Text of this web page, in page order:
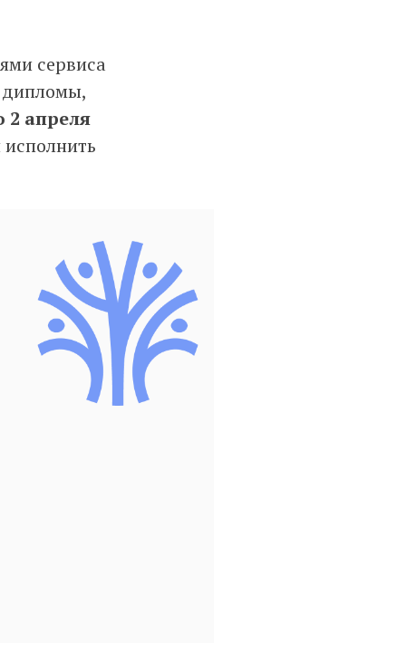
сервиса
дипломы,
2 апреля
исполнить